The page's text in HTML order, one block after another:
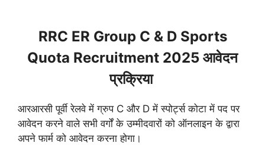
RRC ER Group C & D Sports
Quota Recruitment 2025 आवेदन
प्रक्रिया
आरआरसी पूर्वी रेलवे में ग्रुप C और D में स्पोर्ट्स कोटा में पद पर
आवेदन करने वाले सभी वर्गों के उम्मीदवारों को ऑनलाइन के द्वारा
अपने फार्म को आवेदन करना होगा।